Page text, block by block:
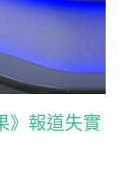
》報道失實